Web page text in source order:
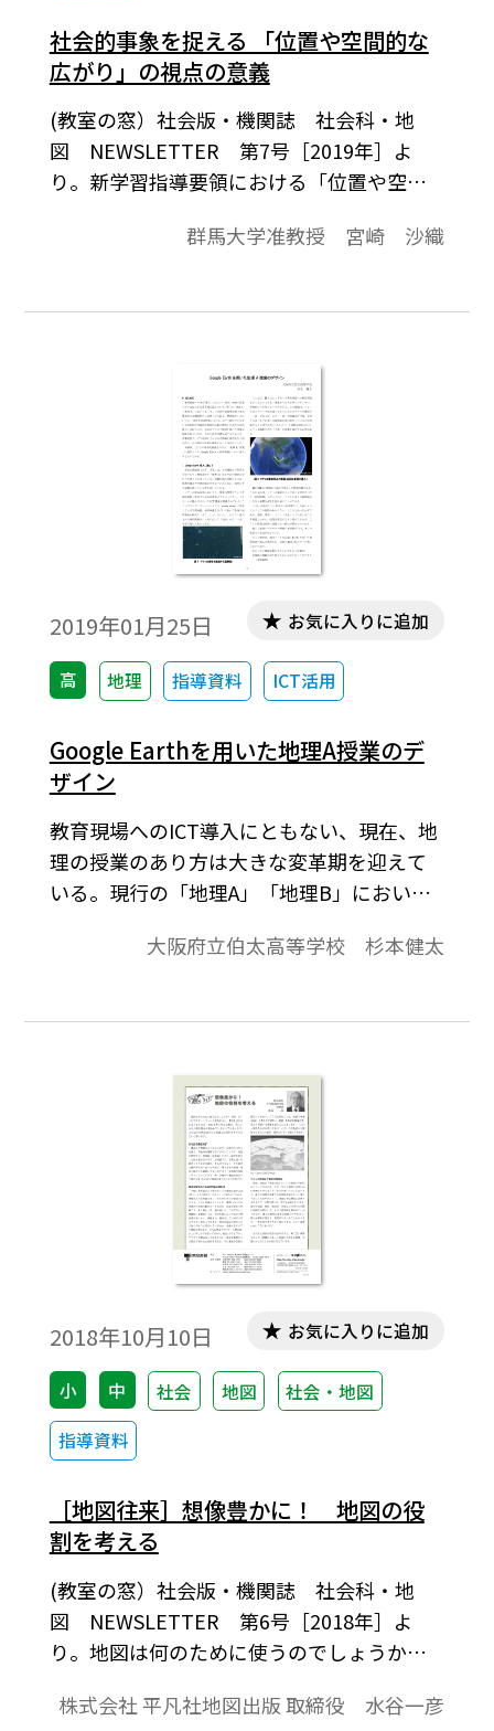
社会的事象を捉える 「位置や空間的な
広がり」の視点の意義
(教室の窓）社会版・機関誌 社会科・地
図 NEWSLETTER 第7号［2019年］よ
り。新学習指導要領における「位置や空間
を整理する中で示され た一つの視点のこと
小・中社会科，高校 地理歴史科公民科にお
互の関連を考察したり，社会に見られ る課
題を把握して，その解決に向けて構想した
りす る際の「視点や方法（考え方）」であ
群馬大学准教授 宮崎 沙織
2019年01月25日
高 地理 指導資料 ICT活用
お気に入りに追加
Google Earthを用いた地理A授業のデ
ザイン
教育現場へのICT導入にともない、現在、地
理の授業のあり方は大きな変革期を迎えて
いる。現行の「地理A」「地理B」において
の必履修科目に位置づけられる「地理総
ム（以下GIS）などを用いる汎用的で実践的
されている。本稿は、これらの教育的潮流
をふまえ、「地理A」授業での地図ソフト
Google Earthの使用実践について報告する
大阪府立伯太高等学校 杉本健太
2018年10月10日
小 中 社会 地図
社会・地図
指導資料
お気に入りに追加
［地図往来］想像豊かに！ 地図の役
割を考える
(教室の窓）社会版・機関誌 社会科・地
図 NEWSLETTER 第6号［2018年］よ
り。地図は何のために使うのでしょうか？
より，便利な世の中 になりましたが，地図
株式会社 平凡社地図出版 取締役 水谷一彦